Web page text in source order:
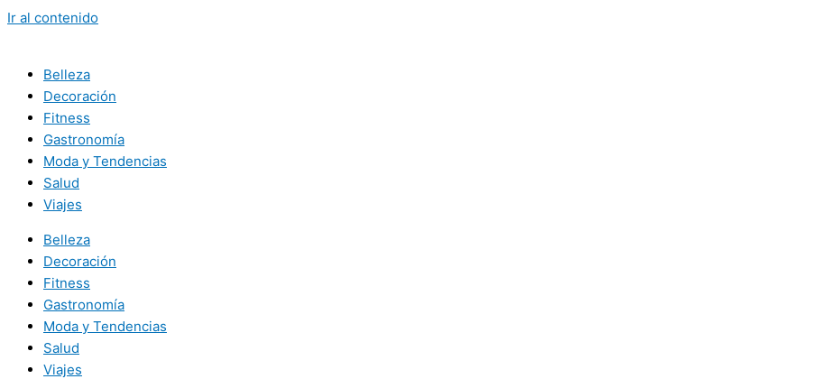
Ir al contenido
Belleza
Decoración
Fitness
Gastronomía
Moda y Tendencias
Salud
Viajes
Belleza
Decoración
Fitness
Gastronomía
Moda y Tendencias
Salud
Viajes